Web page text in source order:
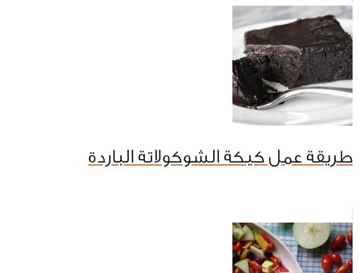
طريقة عمل كيكة الشوكولاتة الباردة